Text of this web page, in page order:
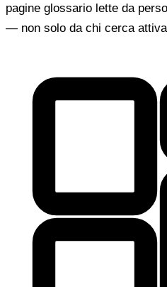
pagine glossario lette da
— non solo da chi cerca